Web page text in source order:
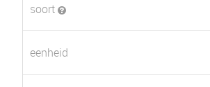
soort
eenheid